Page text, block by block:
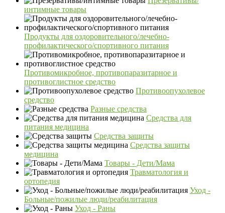
интимные товары
Продукты для оздоровительного/лечебно-
профилактического/спортивного питания
Противомикробное, противопаразитарное и
противоглистное средство
Противоопухолевое
средство
Разные средства
Средства для
питания медицина
Средства защиты
Средства защиты
медицина
Товары - Дети/Мама
Травматология и
ортопедия
Уход -
Больные/пожилые люди/реабилитация
Уход - Раны